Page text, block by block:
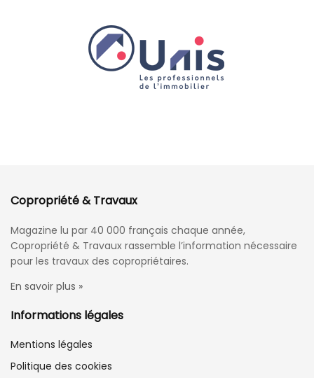
Copropriété & Travaux
Magazine lu par 40 000 français chaque année,
Copropriété & Travaux rassemble l’information nécessaire
pour les travaux des copropriétaires.
En savoir plus »
Informations légales
Mentions légales
Politique des cookies